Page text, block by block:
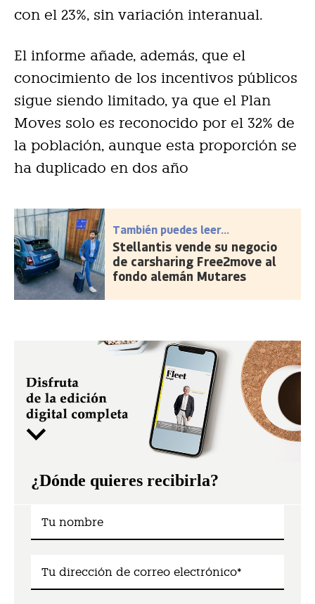
con el 23%, sin variación interanual.
El informe añade, además, que el
conocimiento de los incentivos públicos
sigue siendo limitado, ya que el Plan
Moves solo es reconocido por el 32% de
la población, aunque esta proporción se
ha duplicado en dos año
También puedes leer...
Stellantis vende su negocio
de carsharing Free2move al
fondo alemán Mutares
¿Dónde quieres recibirla?